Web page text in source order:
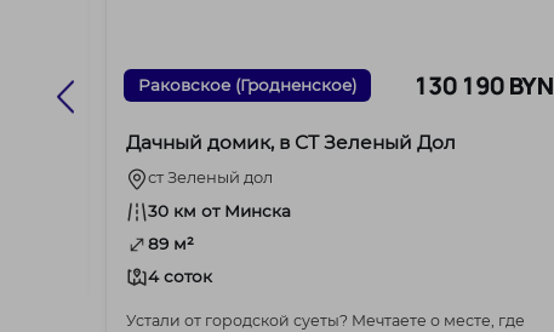
BYN Раковское (Гродненское) 130 190 BYN
Дачный домик, в СТ Зеленый Дол
ст Зеленый дол
30 км от Минска
89 м²
4 соток
Устали от городской суеты? Мечтаете о месте, где